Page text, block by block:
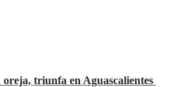
triunfa en Aguascalientes